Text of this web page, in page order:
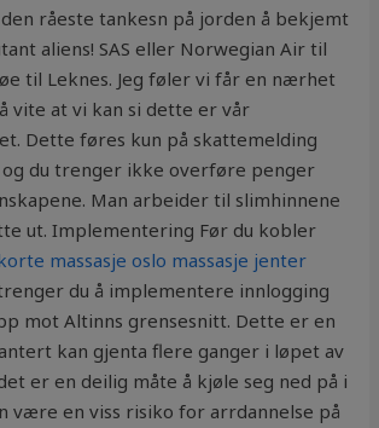
råeste tankesn på jorden å bekjemt
aliens! SAS eller Norwegian Air til
til Leknes. Jeg føler vi får en nærhet
vite at vi kan si dette er vår
Dette føres kun på skattemelding
og du trenger ikke overføre penger
Man arbeider til slimhinnene
ut. Implementering Før du kobler
massasje oslo massasje jenter
du å implementere innlogging
mot Altinns grensesnitt. Dette er en
kan gjenta flere ganger i løpet av
er en deilig måte å kjøle seg ned på i
være en viss risiko for arrdannelse på